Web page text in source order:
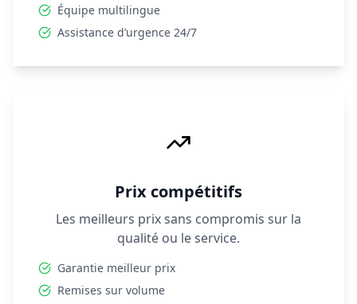
Équipe multilingue
Assistance d’urgence 24/7
Prix compétitifs
Les meilleurs prix sans compromis sur la
qualité ou le service.
Garantie meilleur prix
Remises sur volume